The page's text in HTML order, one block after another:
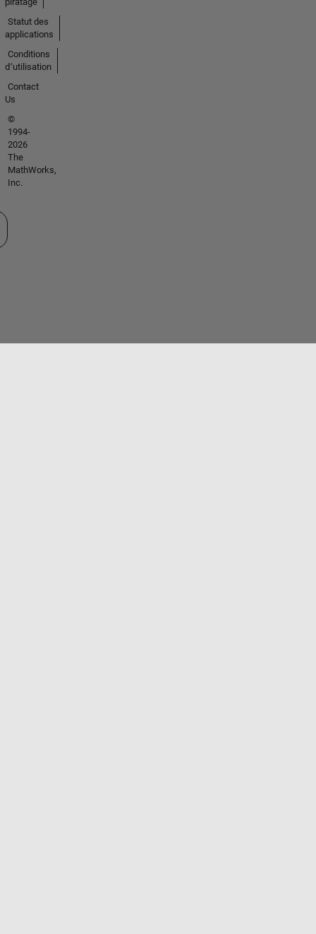
Statut des
applications
Conditions
d՚utilisation
Contact
Us
©
1994-
2026
The
MathWorks,
Inc.
un site web